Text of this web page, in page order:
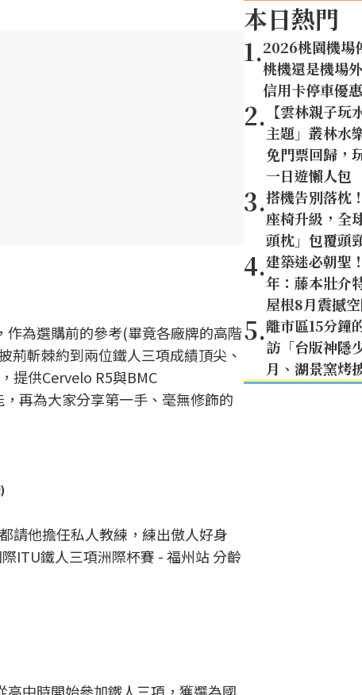
為選購前的參考(畢竟各廠牌的高階
斬棘約到兩位鐵人三項成績頂尖、
提供Cervelo R5與BMC
再為大家分享第一手、毫無修飾的
請他擔任私人教練，練出傲人好身
ITU鐵人三項洲際杯賽 - 福州站 分齡
本日熱門
1.2026桃園機場
桃機還是機場
信用卡停車優
2. 【雲林親子
主題」叢林水
免門票回歸，
一日遊懶人包
3.搭機告別落枕
座椅升級，全
頭枕」包覆頭
4.建築迷必朝聖
年：藤本壯介
屋根8月震撼
5.離市區15分鐘
訪「台版神隱
月、湖景窯烤